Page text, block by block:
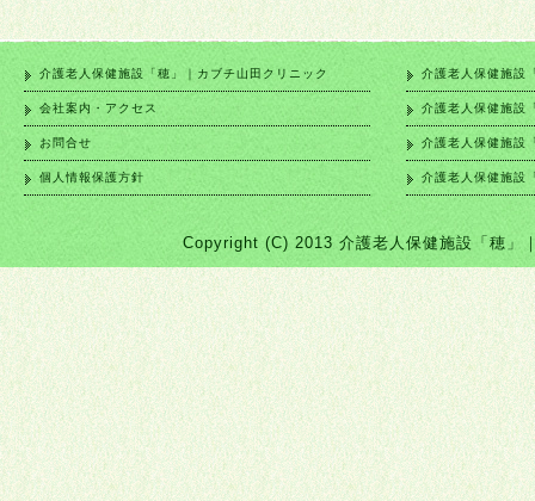
介護老人保健施設「穂」｜カブチ山田クリニック
会社案内・アクセス
お問合せ
個人情報保護方針
介護老人保健施設
介護老人保健施設
介護老人保健施設
介護老人保健施設
Copyright (C) 2013 介護老人保健施設「穂